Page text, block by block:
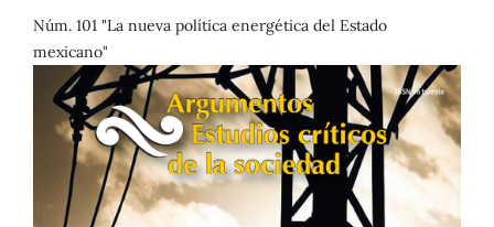
Núm. 101 "La nueva política energética del Estado
mexicano"